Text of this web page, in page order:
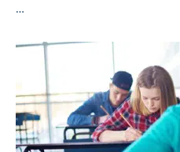
…